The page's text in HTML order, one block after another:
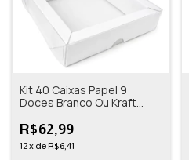
Kit 40 Caixas Papel 9
Doces Branco Ou Kraft
R$62,99
12x de R$6,41